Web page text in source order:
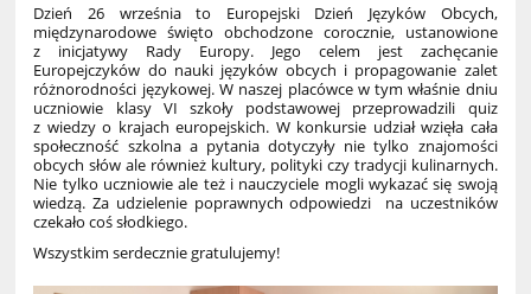
Dzień 26 września to Europejski Dzień Języków Obcych,
międzynarodowe święto obchodzone corocznie, ustanowione
z inicjatywy Rady Europy. Jego celem jest zachęcanie
Europejczyków do nauki języków obcych i propagowanie zalet
różnorodności językowej. W naszej placówce w tym właśnie dniu
uczniowie klasy VI szkoły podstawowej przeprowadzili quiz
z wiedzy o krajach europejskich. W konkursie udział wzięła cała
społeczność szkolna a pytania dotyczyły nie tylko znajomości
obcych słów ale również kultury, polityki czy tradycji kulinarnych.
Nie tylko uczniowie ale też i nauczyciele mogli wykazać się swoją
wiedzą. Za udzielenie poprawnych odpowiedzi na uczestników
czekało coś słodkiego.
Wszystkim serdecznie gratulujemy!